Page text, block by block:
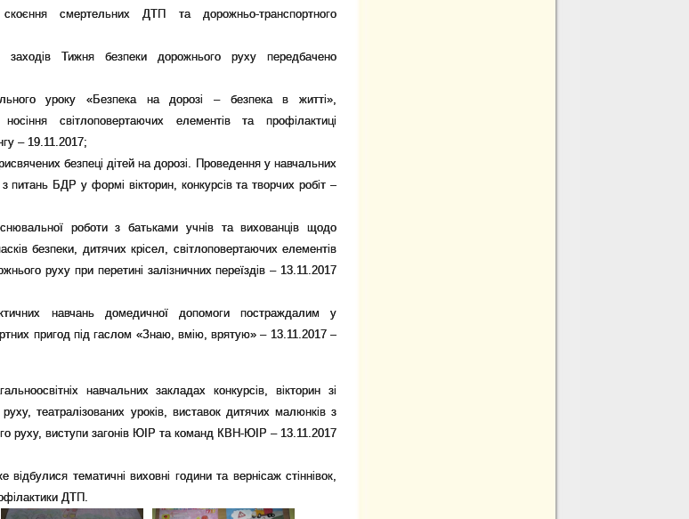
смертельних ДТП та дорожньо-транспортного
заходів Тижня безпеки дорожнього руху передбачено
уроку «Безпека на дорозі – безпека в житті»,
світлоповертаючих елементів та профілактиці
– 19.11.2017;
безпеці дітей на дорозі. Проведення у навчальних
питань БДР у формі вікторин, конкурсів та творчих робіт –
роботи з батьками учнів та вихованців щодо
безпеки, дитячих крісел, світлоповертаючих елементів
руху при перетині залізничних переїздів – 13.11.2017
навчань домедичної допомоги постраждалим у
пригод під гаслом «Знаю, вмію, врятую» – 13.11.2017 –
навчальних закладах конкурсів, вікторин зі
театралізованих уроків, виставок дитячих малюнків з
руху, виступи загонів ЮІР та команд КВН-ЮІР – 13.11.2017
тематичні виховні години та вернісаж стіннівок,
ДТП.